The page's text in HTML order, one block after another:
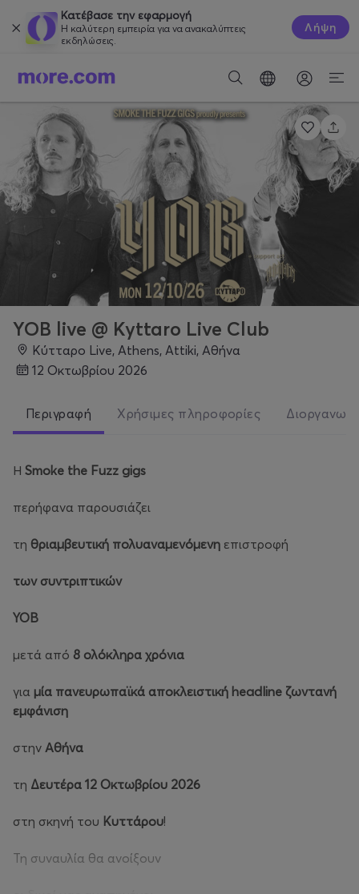
Κατέβασε την εφαρμογή
Η καλύτερη εμπειρία για να ανακαλύπτεις
εκδηλώσεις.
Λήψη
YOB live @ Kyttaro Live Club
Κύτταρο Live, Athens, Attiki, Αθήνα
12 Οκτωβρίου 2026
Περιγραφή Χρήσιμες πληροφορίες
Η Smoke the Fuzz gigs
περήφανα παρουσιάζει
τη θριαμβευτική πολυαναμενόμενη επιστροφή
των συντριπτικών
YOB
μετά από 8 ολόκληρα χρόνια
για μία πανευρωπαϊκά αποκλειστική headline ζωντανή
εμφάνιση
στην Αθήνα
τη Δευτέρα 12 Οκτωβρίου 2026
στη σκηνή του Κυττάρου!
Τη συναυλία θα ανοίξουν